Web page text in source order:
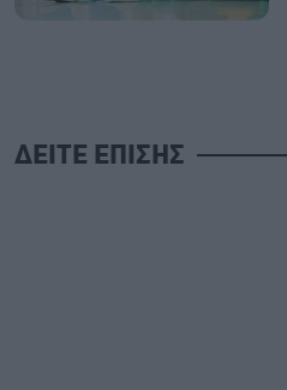
ΔΕΙΤΕ ΕΠΙΣΗΣ